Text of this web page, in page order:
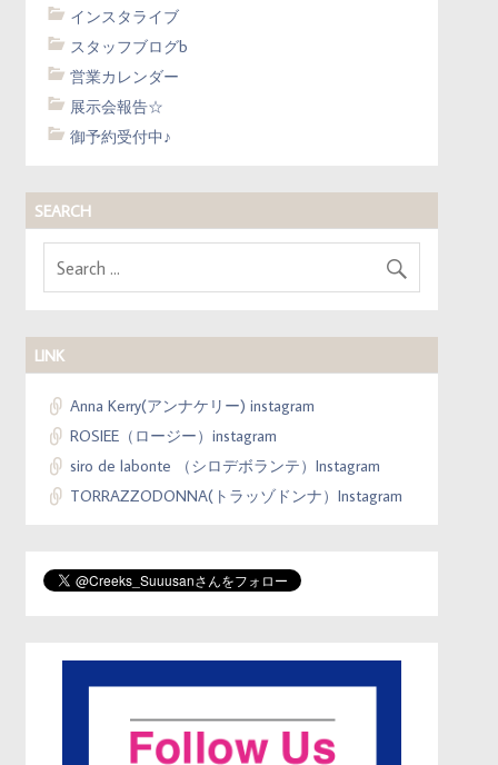
インスタライブ
スタッフブログb
営業カレンダー
展示会報告☆
御予約受付中♪
SEARCH
LINK
Anna Kerry(アンナケリー) instagram
ROSIEE（ロージー）instagram
siro de labonte （シロデボランテ）Instagram
TORRAZZODONNA(トラッゾドンナ）Instagram